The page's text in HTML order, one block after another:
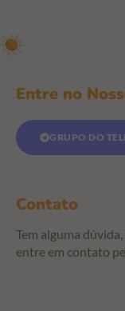
Entre no
GRUPO DO
Contato
Tem alguma
entre em contato